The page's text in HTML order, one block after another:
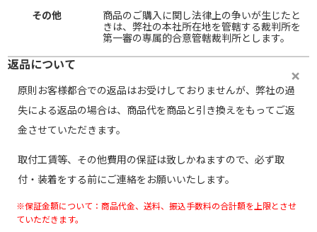
その他
商品のご購入に関し法律上の争いが生じたと
きは、弊社の本社所在地を管轄する裁判所を
第一審の専属的合意管轄裁判所とします。
返品について
原則お客様都合での返品はお受けしておりませんが、弊社の過
失による返品の場合は、商品代を商品と引き換えをもってご返
金させていただきます。
取付工賃等、その他費用の保証は致しかねますので、必ず取
付・装着をする前にご連絡をお願いいたします。
※保証金額について：商品代金、送料、振込手数料の合計額を上限とさせ
ていただきます。